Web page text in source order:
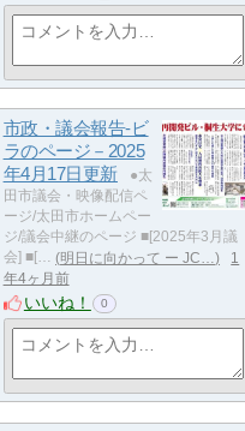
市政・議会報告‐ビ
ラのページ－2025
年4月17日更新
●太
田市議会・映像配信ペ
ージ/太田市ホームペー
ジ/議会中継のページ ■[2025年3月議
会] ■[…
明日に向かって ー JC…
1
年4ヶ月前
いいね！ 0